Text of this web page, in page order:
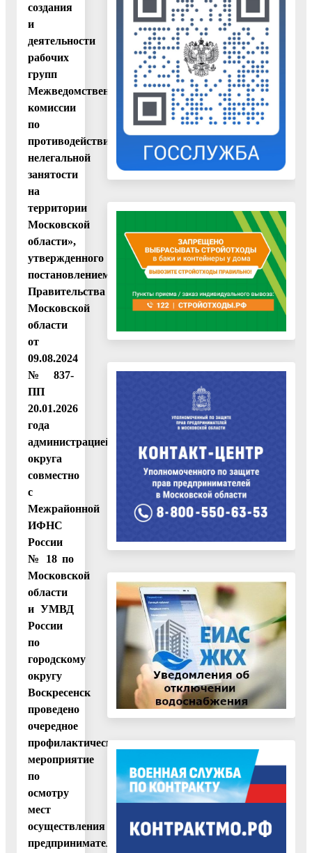
создания
и
деятельности
рабочих
групп
Межведомственной
комиссии
по
противодействию
нелегальной
занятости
на
территории
Московской
области»,
утвержденного
постановлением
Правительства
Московской
области
от
09.08.2024
№ 837-
ПП
20.01.2026
года
администрацией
округа
совместно
с
Межрайонной
ИФНС
России
№ 18 по
Московской
области
и УМВД
России
по
городскому
округу
Воскресенск
проведено
очередное
профилактическое
мероприятие
по
осмотру
мест
осуществления
предпринимательской